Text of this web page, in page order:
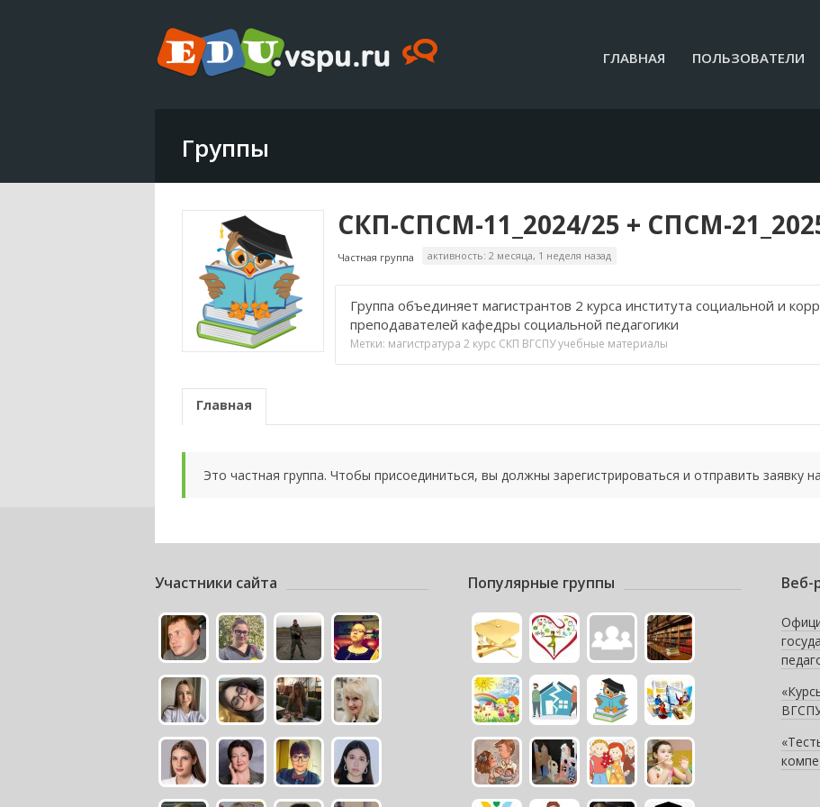
ГЛАВНАЯ ПОЛЬЗОВАТЕЛИ
Группы
СКП-СПСМ-11_2024/25 + СПСМ-
Частная группа активность: 2 месяца, 1 неделя назад
Группа объединяет магистрантов 2 курса института социальной и
преподавателей кафедры социальной педагогики
Метки: магистратура 2 курс СКП ВГСПУучебные материалы
Главная
Это частная группа. Чтобы присоединиться, вы должны зарегистрироваться и отправить заявку
Участники сайта Популярные группы Веб-